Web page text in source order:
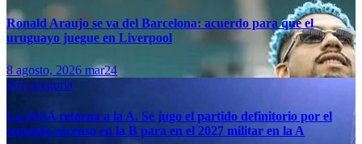
Ronald Araujo se va del Barcelona: acuerdo para que el
uruguayo juegue en Liverpool
8 agosto, 2026 mar24
Sin categoría
La IASA retorna a la A. Se jugo el partido definitorio por el
segundo ascenso en la B para en el 2027 militar en la A